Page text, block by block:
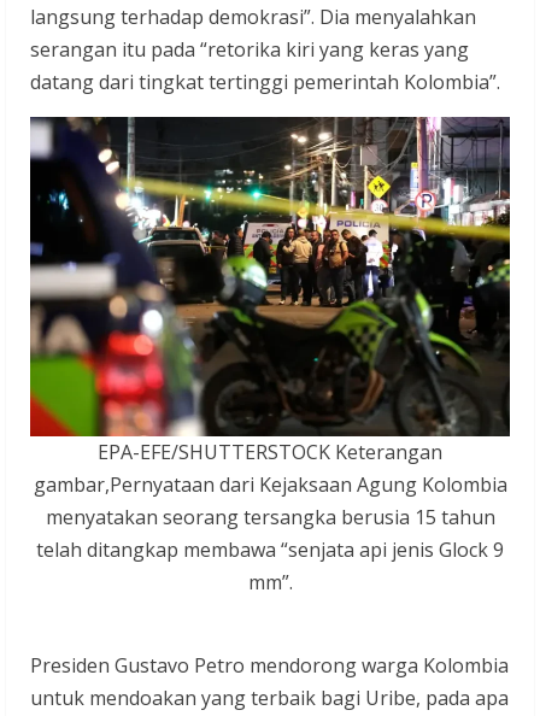
langsung terhadap demokrasi”. Dia menyalahkan
serangan itu pada “retorika kiri yang keras yang
datang dari tingkat tertinggi pemerintah Kolombia”.
EPA-EFE/SHUTTERSTOCK Keterangan
gambar,Pernyataan dari Kejaksaan Agung Kolombia
menyatakan seorang tersangka berusia 15 tahun
telah ditangkap membawa “senjata api jenis Glock 9
mm”.
Presiden Gustavo Petro mendorong warga Kolombia
untuk mendoakan yang terbaik bagi Uribe, pada apa